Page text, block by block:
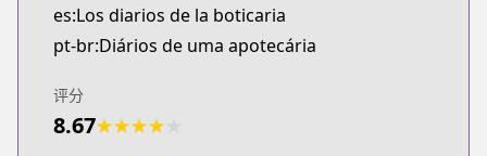
https://www.eccediciones.com/catalogo/manga/
Bilibili
https://manga.bilibili.com/detail/
Manga UP!
es:Los diarios de la boticaria
pt-br:Diários de uma apotecária
评分
8.67★★★★